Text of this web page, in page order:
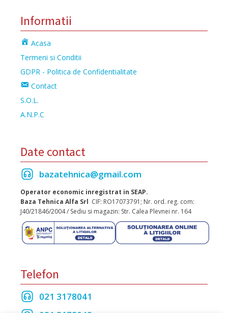
Informatii
Acasa
Termeni si Conditii
GDPR - Politica de Confidentialitate
Contact
S.O.L.
A.N.P.C
Date contact
bazatehnica@gmail.com
Operator economic inregistrat in SEAP.
Baza Tehnica Alfa Srl CIF: RO17073791; Nr. ord. reg. com:
J40/21846/2004 / Sediu si magazin: Str. Calea Plevnei nr. 164
Telefon
021 3178041